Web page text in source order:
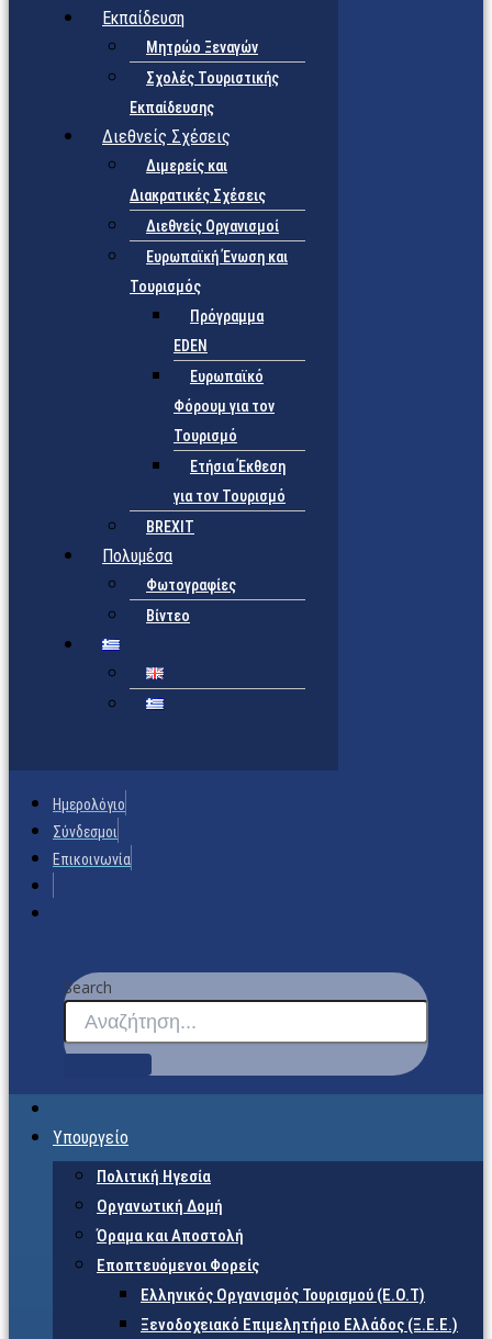
Εκπαίδευση
Μητρώο Ξεναγών
Σχολές Τουριστικής
Εκπαίδευσης
Διεθνείς Σχέσεις
Διμερείς και
Διακρατικές Σχέσεις
Διεθνείς Οργανισμοί
Ευρωπαϊκή Ένωση και
Τουρισμός
Πρόγραμμα
EDEN
Ευρωπαϊκό
Φόρουμ για τον
Τουρισμό
Ετήσια Έκθεση
για τον Τουρισμό
BREXIT
Πολυμέσα
Φωτογραφίες
Βίντεο
Ημερολόγιο
Σύνδεσμοι
Επικοινωνία
Search
Υπουργείο
Πολιτική Ηγεσία
Οργανωτική Δομή
Όραμα και Αποστολή
Εποπτευόμενοι Φορείς
Eλληνικός Οργανισμός Τουρισμού (Ε.Ο.Τ)
Ξενοδοχειακό Επιμελητήριο Ελλάδος (Ξ.Ε.Ε.)